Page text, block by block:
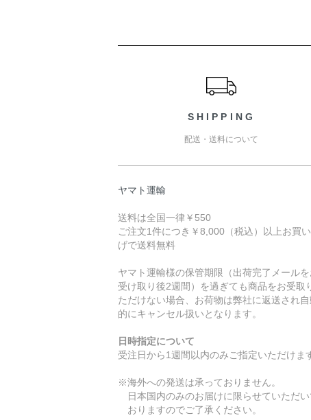
SHIPPING
配送・送料について
ヤマト運輸
送料は全国一律￥550
ご注文1件につき￥8,000（税込）以上お買
げで送料無料
ヤマト運輸様の保管期限（出荷完了メールを
受け取り後2週間）を過ぎても商品をお受取
ただけない場合、お荷物は弊社に返送され自
的にキャンセル扱いとなります。
日時指定について
受注日から1週間以内のみご指定いただけま
※海外への発送は承っておりません。
日本国内のみのお届けに限らせていただい
おりますのでご了承ください。